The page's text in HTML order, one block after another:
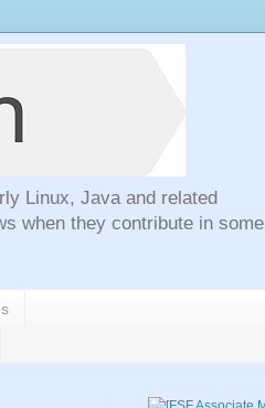
Linux, Java and related
when they contribute in some